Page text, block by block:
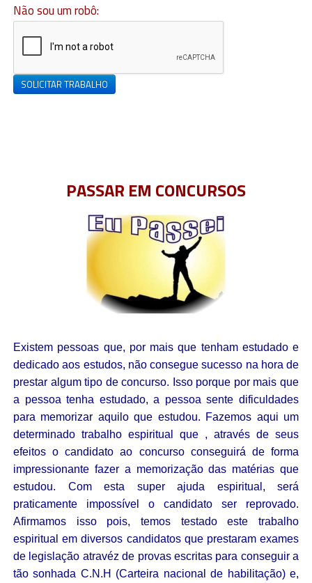
Não sou um robô:
SOLICITAR TRABALHO
PASSAR EM CONCURSOS
Existem pessoas que, por mais que tenham estudado e
dedicado aos estudos, não consegue sucesso na hora de
prestar algum tipo de concurso. Isso porque por mais que
a pessoa tenha estudado, a pessoa sente dificuldades
para memorizar aquilo que estudou. Fazemos aqui um
determinado trabalho espiritual que , através de seus
efeitos o candidato ao concurso conseguirá de forma
impressionante fazer a memorização das matérias que
estudou. Com esta super ajuda espiritual, será
praticamente impossível o candidato ser reprovado.
Afirmamos isso pois, temos testado este trabalho
espiritual em diversos candidatos que prestaram exames
de legislação atravéz de provas escritas para conseguir a
tão sonhada C.N.H (Carteira nacional de habilitação) e,